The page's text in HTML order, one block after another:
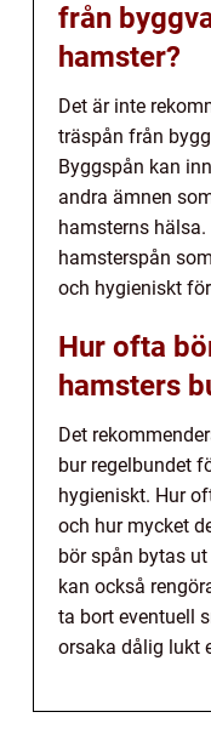
från
hamster?
Det är inte
träspån från
Byggspån kan
andra ämnen
hamsterns
hamsterspån
och hygieniskt
Hur ofta
hamsters
Det
bur regelbundet
hygieniskt. Hur
och hur mycket
bör spån bytas
kan också
ta bort eventuell
orsaka dålig lukt